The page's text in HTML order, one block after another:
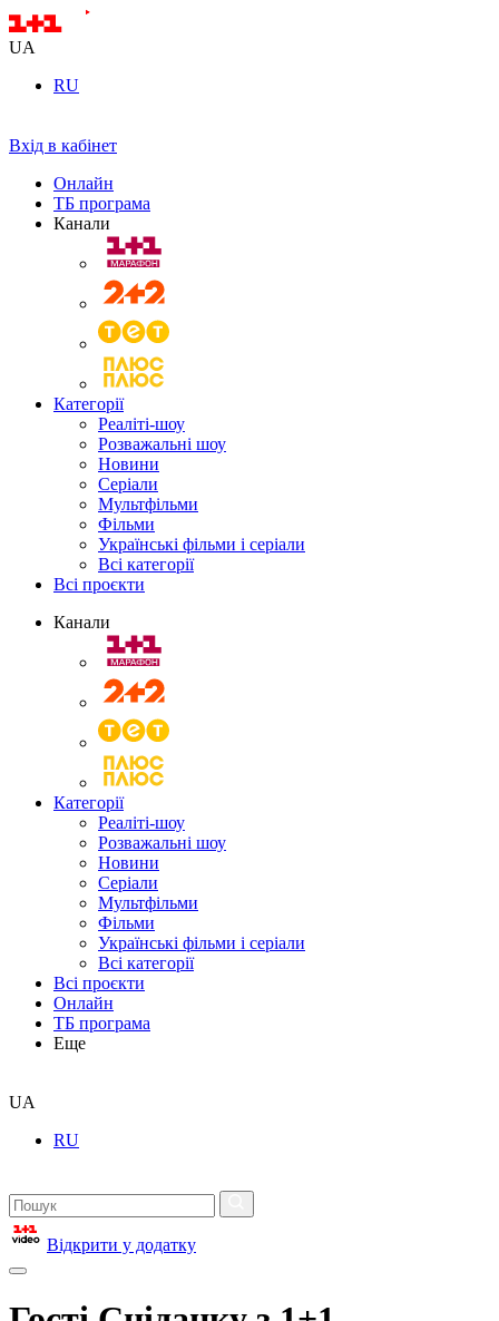
UA
RU
Вхід в кабінет
Онлайн
ТБ програма
Канали
Категорії
Реаліті-шоу
Розважальні шоу
Новини
Серіали
Мультфільми
Фільми
Українські фільми і серіали
Всі категорії
Всі проєкти
Канали
Категорії
Реаліті-шоу
Розважальні шоу
Новини
Серіали
Мультфільми
Фільми
Українські фільми і серіали
Всі категорії
Всі проєкти
Онлайн
ТБ програма
Еще
UA
RU
Відкрити у додатку